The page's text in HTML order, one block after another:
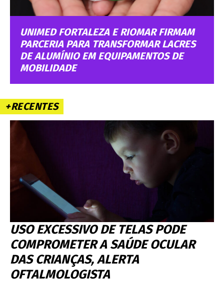
UNIMED FORTALEZA E RIOMAR FIRMAM
PARCERIA PARA TRANSFORMAR LACRES
DE ALUMÍNIO EM EQUIPAMENTOS DE
MOBILIDADE
+RECENTES
USO EXCESSIVO DE TELAS PODE
COMPROMETER A SAÚDE OCULAR
DAS CRIANÇAS, ALERTA
OFTALMOLOGISTA